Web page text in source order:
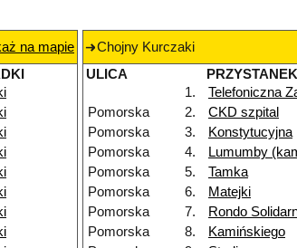
na mapie
Chojny Kurczaki
ULICA
PRZYSTANEK
1.
Telefoniczna
Pomorska
2. CKD szpital
Pomorska
3. Konstytucyjna
Pomorska
4. Lumumby
Pomorska
5. Tamka
Pomorska
6. Matejki
Pomorska
7. Rondo
Pomorska
8. Kamińskiego